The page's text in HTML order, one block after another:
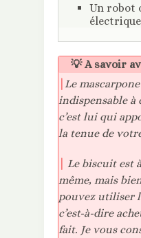
Un robot
électrique
💡 A savoir
Le
indispensable à
c’est lui qui
la tenue de
Le biscuit est
même, mais
pouvez utiliser
c’est-à-dire
fait. Je vous